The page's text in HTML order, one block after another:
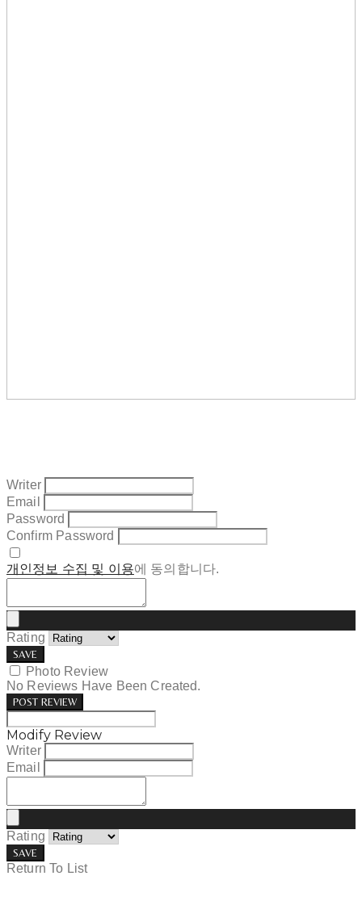
Writer
Email
Password
Confirm Password
개인정보 수집 및 이용에 동의합니다.
Rating
SAVE
Photo Review
No Reviews Have Been Created.
POST REVIEW
Modify Review
Writer
Email
Rating
SAVE
Return To List